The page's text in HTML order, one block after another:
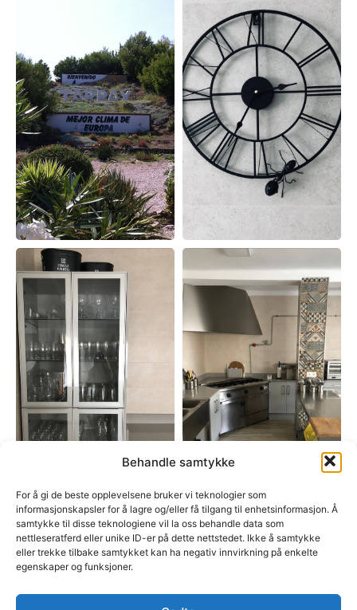
Behandle samtykke
For å gi de beste opplevelsene bruker vi teknologier som
informasjonskapsler for å lagre og/eller få tilgang til enhetsinformasjon. Å
samtykke til disse teknologiene vil la oss behandle data som
nettleseratferd eller unike ID-er på dette nettstedet. Ikke å samtykke
eller trekke tilbake samtykket kan ha negativ innvirkning på enkelte
egenskaper og funksjoner.